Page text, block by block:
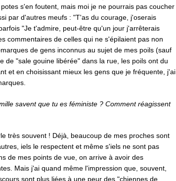
s'en foutent, mais moi je ne pourrais pas coucher
par d'autres meufs : "T'as du courage, j'oserais
"Je t'admire, peut-être qu'un jour j'arrêterais
commentaires de celles qui ne s'épilaient pas non
de gens inconnus au sujet de mes poils (sauf
de "sale gouine libérée" dans la rue, les poils ont du
et en choisissant mieux les gens que je fréquente, j'ai
savent que tu es féministe ? Comment réagissent
très souvent ! Déjà, beaucoup de mes proches sont
iels le respectent et même s'iels ne sont pas
de mes points de vue, on arrive à avoir des
Mais j'ai quand même l'impression que, souvent,
sont plus liées à une peur des "chiennes de